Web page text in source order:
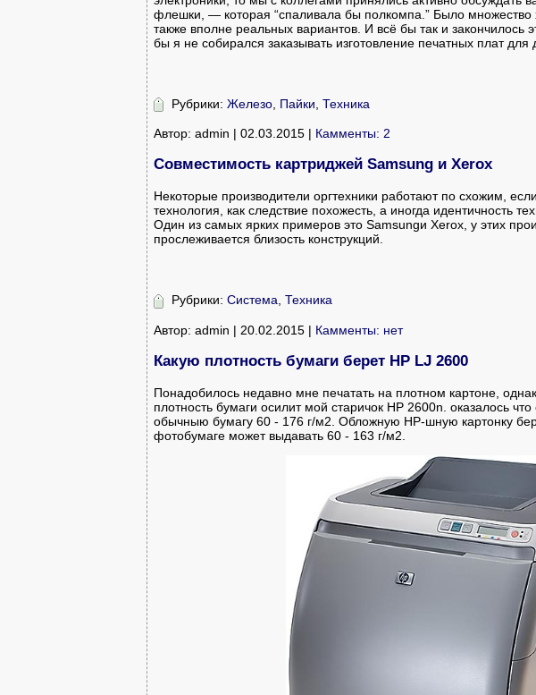
флешки, — которая “спаливала бы полкомпа.” Было множество
также вполне реальных вариантов. И всё бы так и
бы я не собирался заказывать изготовление печатных плат для
Рубрики: Железо, Пайки, Техника
Автор: admin | 02.03.2015 | Камменты: 2
Совместимость картриджей Samsung и Xerox
Некоторые производители оргтехники работают по схожим,
технология, как следствие похожесть, а иногда идентичность
Один из самых ярких примеров это Samsungи Xerox, у этих
прослеживается близость конструкций.
Рубрики: Система, Техника
Автор: admin | 20.02.2015 | Камменты: нет
Какую плотность бумаги берет HP LJ 2600
Понадобилось недавно мне печатать на плотном картоне,
плотность бумаги осилит мой старичок HP 2600n. оказалось
обычныю бумагу 60 - 176 г/м2. Обложную HP-шную картонку
фотобумаге может выдавать 60 - 163 г/м2.